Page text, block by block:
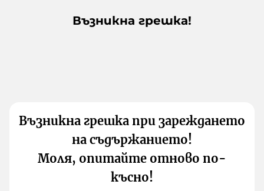
Възникна грешка!
Възникна грешка при зареждането
на съдържанието!
Моля, опитайте отново по-
късно!